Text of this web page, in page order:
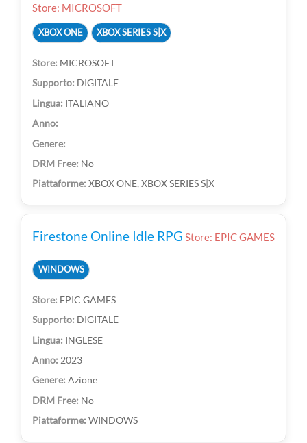
Store: MICROSOFT
XBOX ONE XBOX SERIES S|X
MICROSOFT
DIGITALE
ITALIANO
No
XBOX ONE, XBOX SERIES S|X
Firestone Online Idle RPG Store: EPIC GAMES
WINDOWS
EPIC GAMES
DIGITALE
INGLESE
2023
Azione
No
WINDOWS